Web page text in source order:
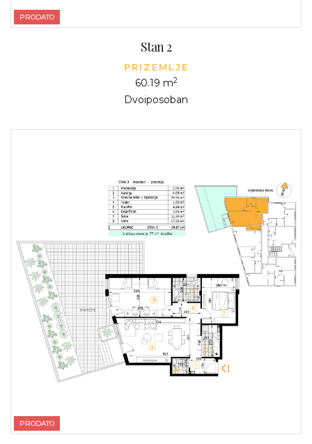
PRODATO
Stan 2
PRIZEMLJE
60.19 m2
Dvoiposoban
PRODATO